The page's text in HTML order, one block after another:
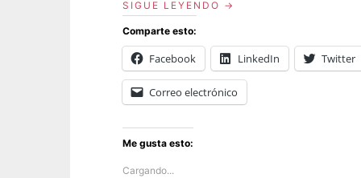
SIGUE LEYENDO «¿Y
Comparte esto:
Facebook LinkedIn Twitter
Correo electrónico
Me gusta esto:
Cargando...